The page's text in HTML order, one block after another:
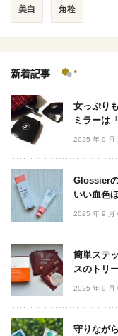
美白 角栓
新着記事
女っぷり
ミラーは
2025 年 9 月
Glossier
いい血色
2025 年 9 月
簡単ステ
スのトリ
2025 年 9 月
守りなが